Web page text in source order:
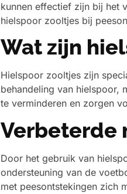
kunnen effectief zijn bij het
hielspoor zooltjes bij
Wat zijn
Hielspoor zooltjes zijn
behandeling van hielspoor,
te verminderen en zorgen
Verbeterde
Door het gebruik van
ondersteuning van de
met peesontstekingen zich